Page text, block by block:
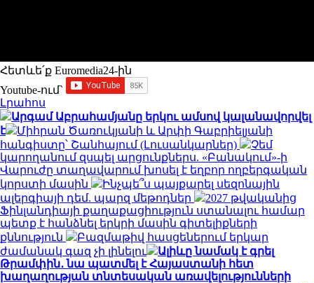
Հետևե՛ք Euromedia24-ին
Youtube-ում`
Լրահոս
Արգամ Աբրահամյանը երկու ամսով կալանավորվել
է
Միհրան Ծառուկյանի և Արփի Գաբրիելյանի
հանգիստը՝ Շանհայում (Լուսանկարներ)
Չեմ
կարողանում զսպել արցունքներս. «Բանակում»-ի
Վարուժը տաղավարում խոսել է եղբոր ողբերգական
կորստի մասին
Ինչպե՞ս պայքարել սեզոնային
ալերգիայի դեմ. պարզ մեթոդներ
2027 թվականից
Ֆինլանդիայի քաղաքացիություն ստանալու համար
պետք է հանձնել երկրի մասին գիտելիքների
քննություն
Բազմաթիվ հասցեներում երկար
ժամանակ գազ չի լինելու
Ալիևը նամակ է գրել
Թրամփին․ նա պատմել է Հայաստանի հետ
խաղաղության տնտեսական առավելությունների